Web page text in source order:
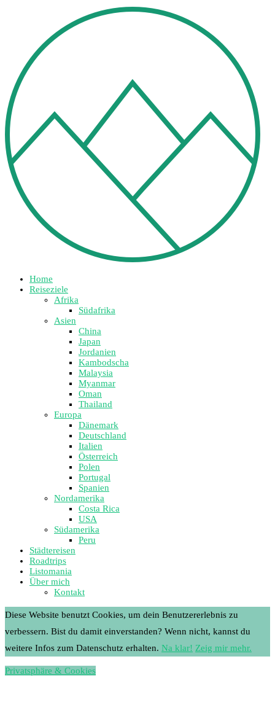
Home
Reiseziele
Afrika
Südafrika
Asien
China
Japan
Jordanien
Kambodscha
Malaysia
Myanmar
Oman
Thailand
Europa
Dänemark
Deutschland
Italien
Österreich
Polen
Portugal
Spanien
Nordamerika
Costa Rica
USA
Südamerika
Peru
Städtereisen
Roadtrips
Listomania
Über mich
Kontakt
Diese Website benutzt Cookies, um dein Benutzererlebnis zu
verbessern. Bist du damit einverstanden? Wenn nicht, kannst du
weitere Infos zum Datenschutz erhalten. Na klar! Zeig mir mehr.
Privatsphäre & Cookies